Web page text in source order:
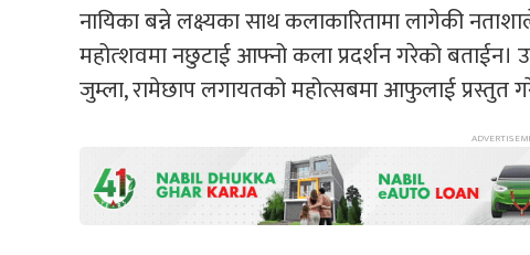
नायिका बन्ने लक्ष्यका साथ कलाकारितामा लागेकी
महोत्शवमा नछुटाई आफ्नो कला प्रदर्शन गरेको
जुम्ला, रामेछाप लगायतको महोत्सबमा आफुलाई प्रस्तुत